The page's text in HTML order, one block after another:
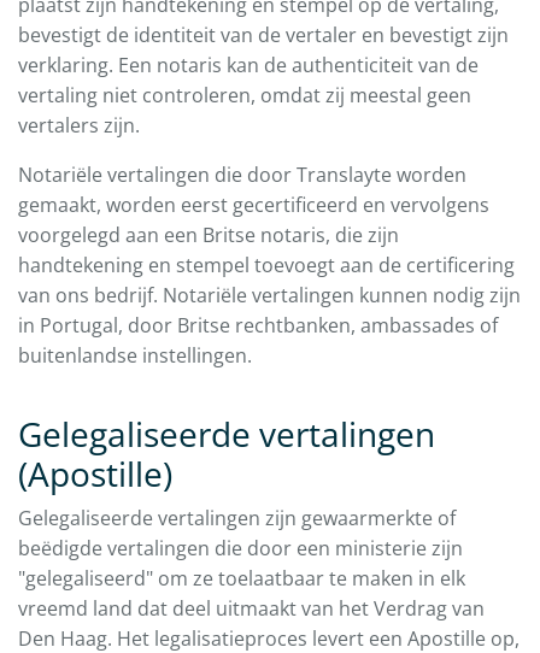
bevestigt de identiteit van de vertaler en bevestigt zijn
verklaring. Een notaris kan de authenticiteit van de
vertaling niet controleren, omdat zij meestal geen
vertalers zijn.
Notariële vertalingen die door Translayte worden
gemaakt, worden eerst gecertificeerd en vervolgens
voorgelegd aan een Britse notaris, die zijn
handtekening en stempel toevoegt aan de certificering
van ons bedrijf. Notariële vertalingen kunnen nodig zijn
in Portugal, door Britse rechtbanken, ambassades of
buitenlandse instellingen.
Gelegaliseerde vertalingen
(Apostille)
Gelegaliseerde vertalingen zijn gewaarmerkte of
beëdigde vertalingen die door een ministerie zijn
"gelegaliseerd" om ze toelaatbaar te maken in elk
vreemd land dat deel uitmaakt van het Verdrag van
Den Haag. Het legalisatieproces levert een Apostille op,